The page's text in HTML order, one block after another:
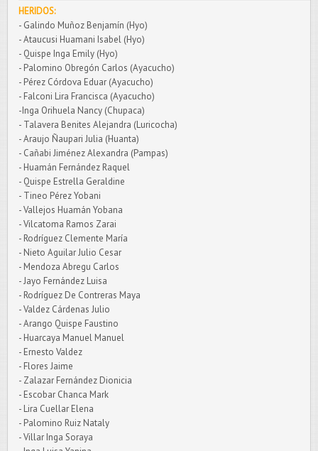
HERIDOS:
- Galindo Muñoz Benjamín (Hyo)
- Ataucusi Huamani Isabel (Hyo)
- Quispe Inga Emily (Hyo)
- Palomino Obregón Carlos (Ayacucho)
- Pérez Córdova Eduar (Ayacucho)
- Falconi Lira Francisca (Ayacucho)
-Inga Orihuela Nancy (Chupaca)
- Talavera Benites Alejandra (Luricocha)
- Araujo Ñaupari Julia (Huanta)
- Cañabi Jiménez Alexandra (Pampas)
- Huamán Fernández Raquel
- Quispe Estrella Geraldine
- Tineo Pérez Yobani
- Vallejos Huamán Yobana
- Vilcatoma Ramos Zarai
- Rodríguez Clemente María
- Nieto Aguilar Julio Cesar
- Mendoza Abregu Carlos
- Jayo Fernández Luisa
- Rodríguez De Contreras Maya
- Valdez Cárdenas Julio
- Arango Quispe Faustino
- Huarcaya Manuel Manuel
- Ernesto Valdez
- Flores Jaime
- Zalazar Fernández Dionicia
- Escobar Chanca Mark
- Lira Cuellar Elena
- Palomino Ruiz Nataly
- Villar Inga Soraya